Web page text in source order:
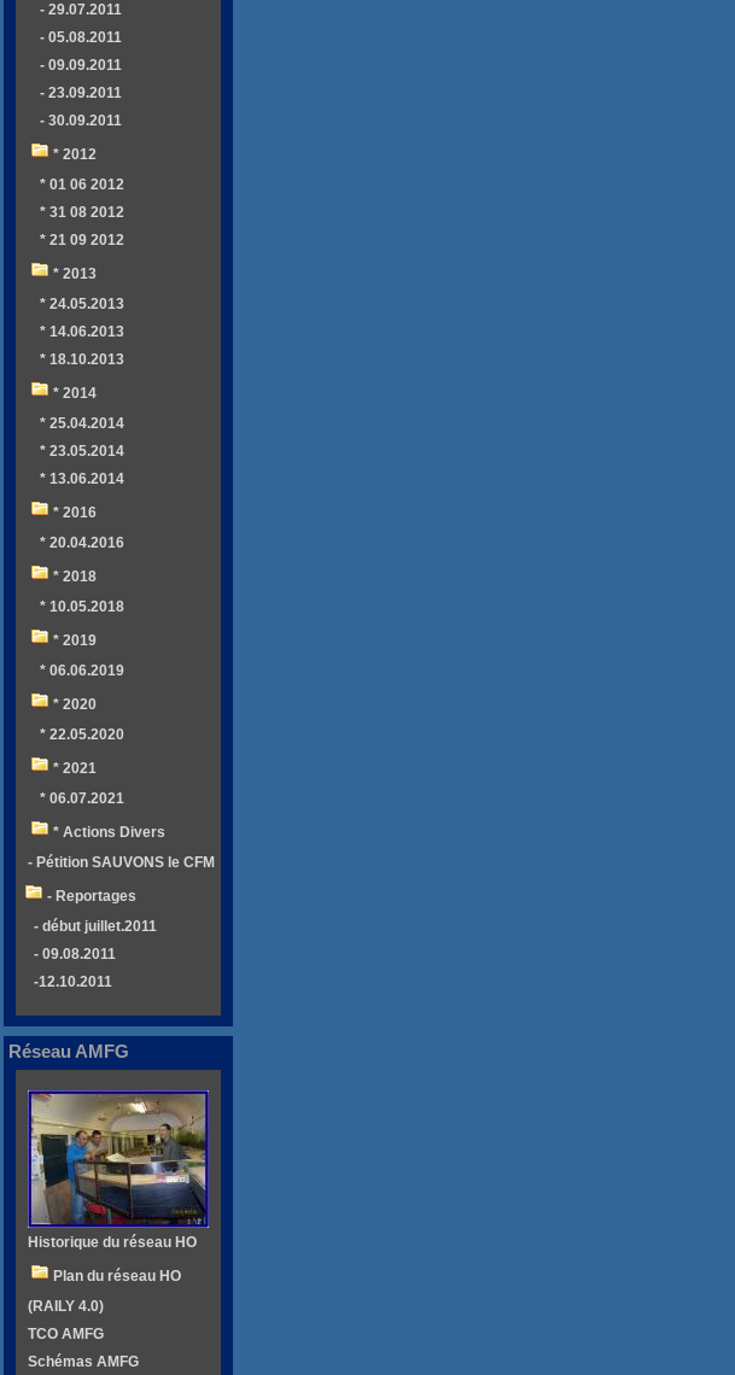
- 29.07.2011
- 05.08.2011
- 09.09.2011
- 23.09.2011
- 30.09.2011
* 2012
* 01 06 2012
* 31 08 2012
* 21 09 2012
* 2013
* 24.05.2013
* 14.06.2013
* 18.10.2013
* 2014
* 25.04.2014
* 23.05.2014
* 13.06.2014
* 2016
* 20.04.2016
* 2018
* 10.05.2018
* 2019
* 06.06.2019
* 2020
* 22.05.2020
* 2021
* 06.07.2021
* Actions Divers
- Pétition SAUVONS le CFM
- Reportages
- début juillet.2011
- 09.08.2011
-12.10.2011
Réseau AMFG
Historique du réseau HO
Plan du réseau HO
(RAILY 4.0)
TCO AMFG
Schémas AMFG